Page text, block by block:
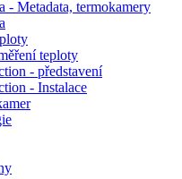
- Metadata, termokamery
teploty
- představení
- Instalace